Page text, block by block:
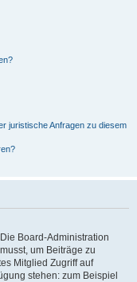
juristische Anfragen zu diesem
Board-Administration
um Beiträge zu
Mitglied Zugriff auf
stehen: zum Beispiel